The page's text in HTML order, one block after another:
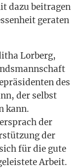
dazu bei­tra­gen
gera­ten
Lor­berg,
des
der selbst
kann.
der
der
für die gute
Arbeit.